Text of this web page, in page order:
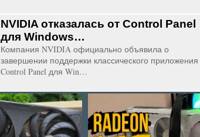
NVIDIA отказалась от Control Panel
для Windows…
Компания NVIDIA официально объявила о
завершении поддержки классического приложения
Control Panel для Win…